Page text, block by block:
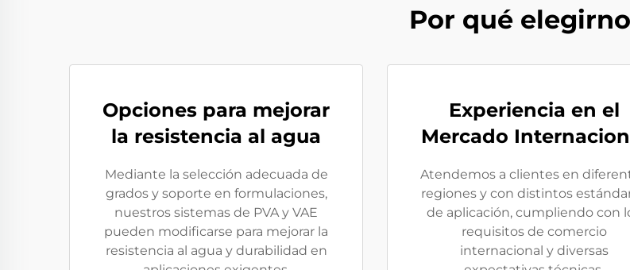
Por qué
Opciones para mejorar
la resistencia al agua
Mediante la selección adecuada de
grados y soporte en formulaciones,
nuestros sistemas de PVA y VAE
pueden modificarse para mejorar la
resistencia al agua y durabilidad en
Experiencia en el
Mercado
Atendemos a clientes en
regiones y con distintos
de aplicación, cumpliendo con
requisitos de comercio
internacional y diversas